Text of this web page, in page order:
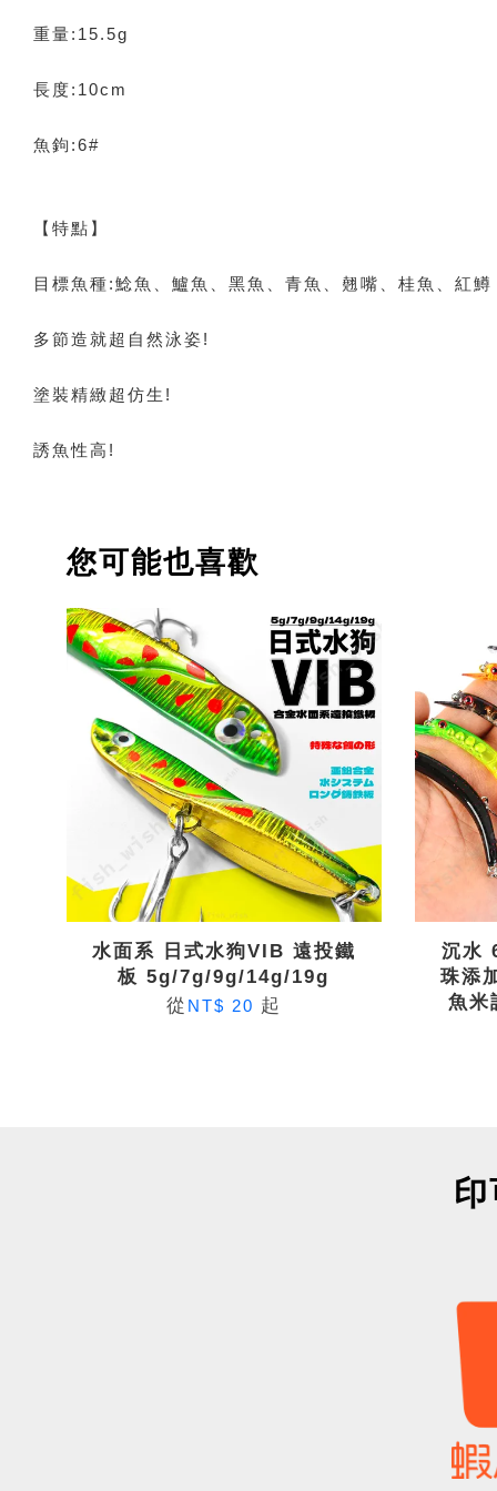
重量:15.5g
長度:10cm
魚鉤:6#
【特點】
目標魚種:鯰魚、鱸魚、黑魚、青魚、翹嘴、桂魚、紅鱒
多節造就超自然泳姿!
塗裝精緻超仿生!
誘魚性高!
您可能也喜歡
水面系 日式水狗VIB 遠投鐵
板 5g/7g/9g/14g/19g
從 NT$ 20 起
沉水
珠添
魚米